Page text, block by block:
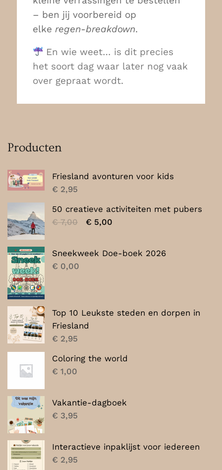
– ben jij voorbereid op
elke regen-breakdown.
En wie weet… is dit precies
het soort dag waar later nog vaak
over gepraat wordt.
Producten
Friesland avonturen voor kids
€ 2,95
50 creatieve activiteiten met pubers
€7,00
Oorspronkelijke
€ 7,00.
€ 5,00
€ 5,00.
Sneekweek Doe-boek 2026
€ 0,00
Top 10 Leukste steden en dorpen in
Friesland
€ 2,95
Coloring the world
€ 1,00
Vakantie-dagboek
€ 3,95
Interactieve inpaklijst voor iedereen
€ 2,95